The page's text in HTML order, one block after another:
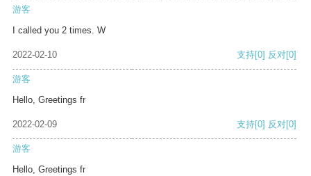
游客
I called you 2 times. W
2022-02-10 支持[0] 反对[0]
游客
Hello, Greetings fr
2022-02-09 支持[0] 反对[0]
游客
Hello, Greetings fr